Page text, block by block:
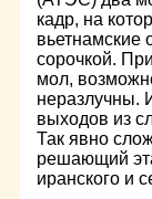
кадр, на
вьетнамские
сорочкой.
мол,
неразлучны.
выходов из
Так явно
решающий
иранского и